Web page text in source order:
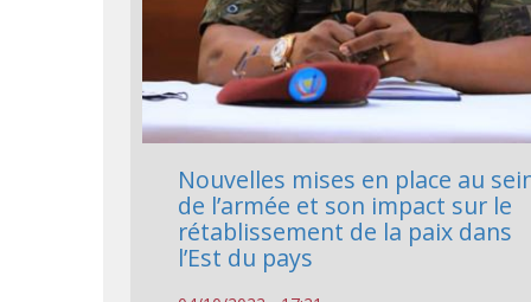
Nouvelles mises en place au
de l’armée et son impact sur le
rétablissement de la paix dans
l’Est du pays